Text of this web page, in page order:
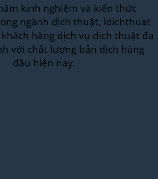
kinh nghiệm và kiến thức
ngành dịch thuật, Idichthuat
hàng dịch vụ dịch thuật đa
với chất lượng bản dịch hàng
đầu hiện nay.